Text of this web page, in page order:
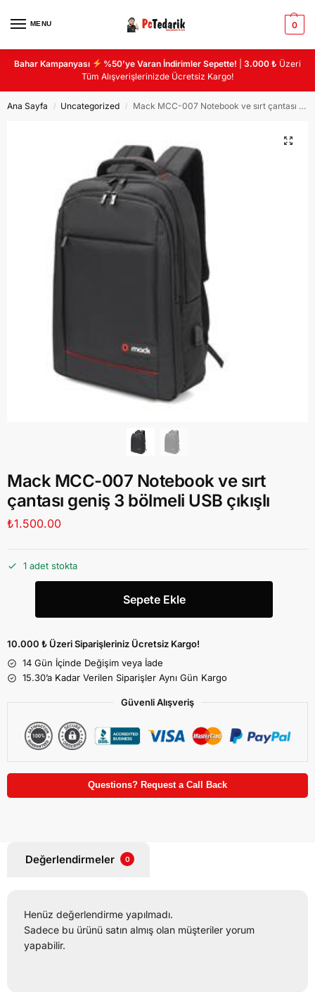
MENU 0
Bahar Kampanyası %50’ye Varan İndirimler Sepette! |3.000 ₺ Üzeri
Tüm Alışverişlerinizde Ücretsiz Kargo!
Ana Sayfa / Uncategorized / Mack MCC-007 Notebook ve sırt çantası geniş 3 bölmeli USB çıkışlı
Mack MCC-007 Notebook ve sırt
çantası geniş 3 bölmeli USB çıkışlı
₺1.500.00
1 adet stokta
Sepete Ekle
10.000 ₺ Üzeri Siparişleriniz Ücretsiz Kargo!
14 Gün İçinde Değişim veya İade
15.30’a Kadar Verilen Siparişler Aynı Gün Kargo
Güvenli Alışveriş
Questions? Request a Call Back
Değerlendirmeler 0
Henüz değerlendirme yapılmadı.
Sadece bu ürünü satın almış olan müşteriler yorum
yapabilir.